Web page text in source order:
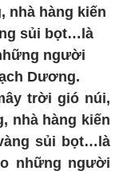
nhà hàng kiến
sủi bọt…là
người
Dương.
trời gió núi,
nhà hàng kiến
sủi bọt…là
những người